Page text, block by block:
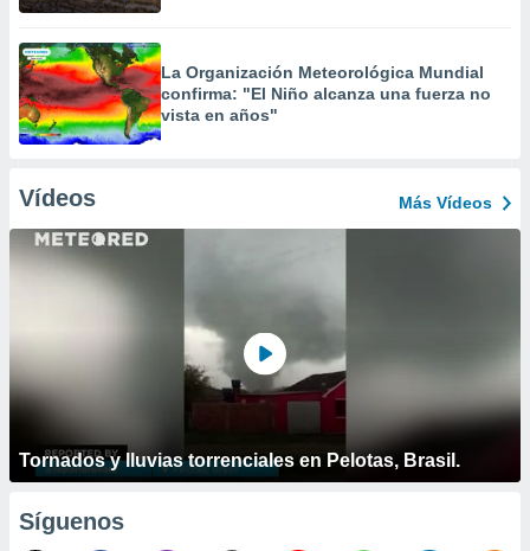
La Organización Meteorológica Mundial
confirma: "El Niño alcanza una fuerza no
vista en años"
Vídeos Más Vídeos
Tornados y lluvias torrenciales en Pelotas, Brasil.
Síguenos